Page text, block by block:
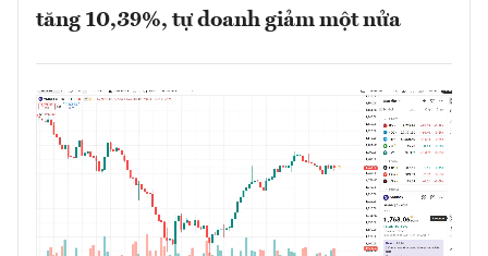
tăng 10,39%, tự doanh giảm một nửa